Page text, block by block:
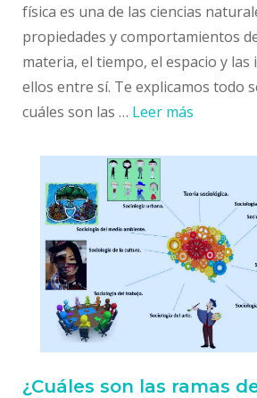
física es una de las ciencias
propiedades y comportamientos
materia, el tiempo, el espacio y las
ellos entre sí. Te explicamos todo
cuáles son las … Leer más
¿Cuáles son las ramas